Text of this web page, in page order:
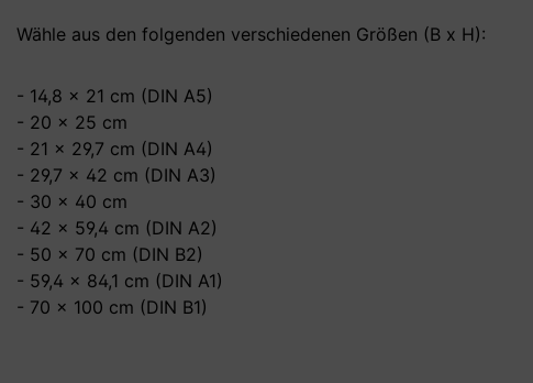
Wähle aus den folgenden verschiedenen Größen (B x H):
- 14,8 x 21 cm (DIN A5)
- 20 x 25 cm
- 21 x 29,7 cm (DIN A4)
- 29,7 x 42 cm (DIN A3)
- 30 x 40 cm
- 42 x 59,4 cm (DIN A2)
- 50 x 70 cm (DIN B2)
- 59,4 x 84,1 cm (DIN A1)
- 70 x 100 cm (DIN B1)